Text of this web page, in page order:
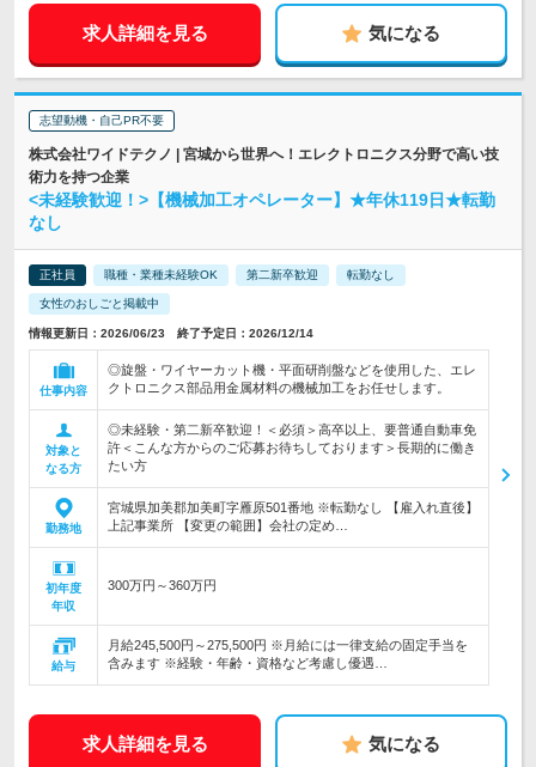
求人詳細を見る 気になる
志望動機・自己PR不要
株式会社ワイドテクノ | 宮城から世界へ！エレクトロニクス分野で高い技
術力を持つ企業
<未経験歓迎！>【機械加工オペレーター】★年休119日★転勤
なし
正社員 職種・業種未経験OK 第二新卒歓迎 転勤なし
女性のおしごと掲載中
情報更新日：2026/06/23 終了予定日：2026/12/14
仕事内容
◎旋盤・ワイヤーカット機・平面研削盤などを使用した、エレ
クトロニクス部品用金属材料の機械加工をお任せします。
対象と
なる方
◎未経験・第二新卒歓迎！＜必須＞高卒以上、要普通自動車免
許＜こんな方からのご応募お待ちしております＞長期的に働き
たい方
勤務地
宮城県加美郡加美町字雁原501番地 ※転勤なし 【雇入れ直後】
上記事業所 【変更の範囲】会社の定め…
初年度
年収
300万円～360万円
給与
月給245,500円～275,500円 ※月給には一律支給の固定手当を
含みます ※経験・年齢・資格など考慮し優遇…
求人詳細を見る 気になる